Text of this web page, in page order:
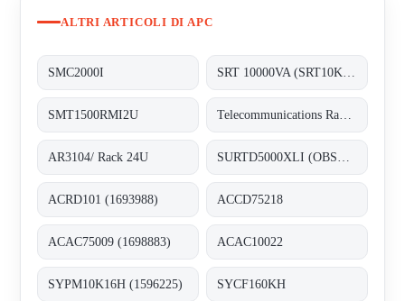
ALTRI ARTICOLI DI APC
SMC2000I
SMT1500RMI2U
AR3104/ Rack 24U
ACRD101 (1693988) ACCD75218
ACAC75009 (1698883) ACAC10022
SYPM10K16H (1596225) SYCF160KH